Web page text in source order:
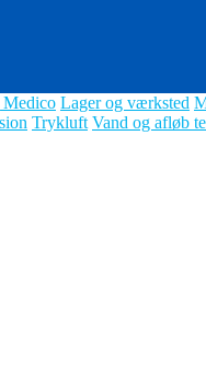
Medico Lager og værksted
Trykluft Vand og afløb